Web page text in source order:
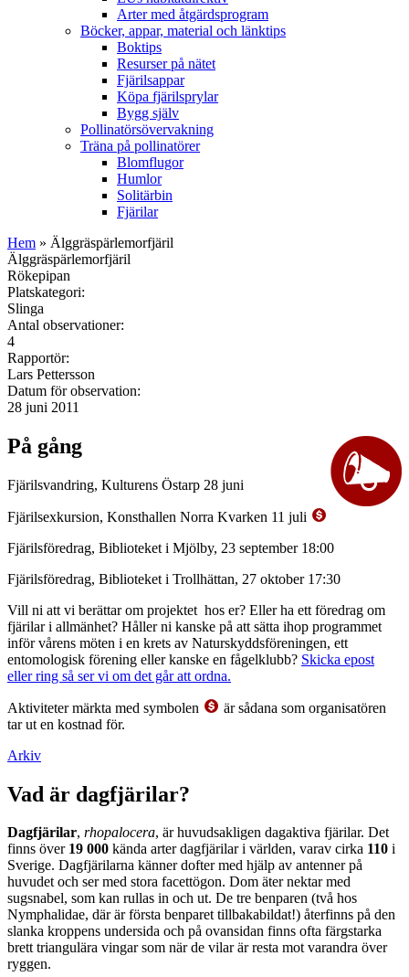
Arter med åtgärdsprogram
Böcker, appar, material och länktips
Boktips
Resurser på nätet
Fjärilsappar
Köpa fjärilsprylar
Bygg själv
Pollinatörsövervakning
Träna på pollinatörer
Blomflugor
Humlor
Solitärbin
Fjärilar
Hem » Älggräspärlemorfjäril
Älggräspärlemorfjäril
Rökepipan
Platskategori:
Slinga
Antal observationer:
4
Rapportör:
Lars Pettersson
Datum för observation:
28 juni 2011
På gång
Fjärilsvandring, Kulturens Östarp 28 juni
Fjärilsexkursion, Konsthallen Norra Kvarken 11 juli
Fjärilsföredrag, Biblioteket i Mjölby, 23 september 18:00
Fjärilsföredrag, Biblioteket i Trollhättan, 27 oktober 17:30
Vill ni att vi berättar om projektet hos er? Eller ha ett föredrag om
fjärilar i allmänhet? Håller ni kanske på att sätta ihop programmet
inför vårens möten i en krets av Naturskyddsföreningen, ett
entomologisk förening eller kanske en fågelklubb? Skicka epost
eller ring så ser vi om det går att ordna.
Aktiviteter märkta med symbolen
är sådana som organisatören
tar ut en kostnad för.
Arkiv
Vad är dagfjärilar?
Dagfjärilar, rhopalocera, är huvudsakligen dagaktiva fjärilar. Det
finns över 19 000 kända arter dagfjärilar i världen, varav cirka 110 i
Sverige. Dagfjärilarna känner dofter med hjälp av antenner på
huvudet och ser med stora facettögon. Dom äter nektar med
sugsnabel, som kan rullas in och ut. De tre benparen (två hos
Nymphalidae, där är första benparet tillbakabildat!) återfinns på den
slanka kroppens undersida och på ovansidan finns ofta färgstarka
brett triangulära vingar som när de vilar är resta mot varandra över
ryggen.